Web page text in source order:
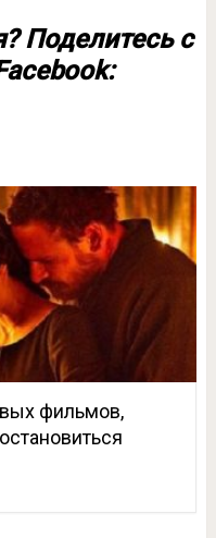
Поделитесь с
фильмов,